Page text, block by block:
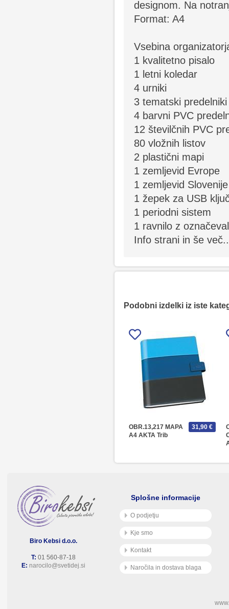
designom. Na
Format: A4
Vsebina
1 kvalitetno pisalo
1 letni koledar
4 urniki
3 tematski predelniki
4 barvni PVC
12 številčnih PVC
80 vložnih listov
2 plastični mapi
1 zemljevid Evrope
1 zemljevid Slovenije
1 žepek za USB
1 periodni sistem
1 ravnilo z
Info strani in še
Podobni izdelki iz iste
OBR.13,217 MAPA
A4 AKTA Trib
31,90 €
Biro Kebsi d.o.o.
T: 01 560-87-18
E: narocilo@svetidej.si
Splošne informacije
O podjetju
Kje smo
Kontakt
Naročila in dostava blaga